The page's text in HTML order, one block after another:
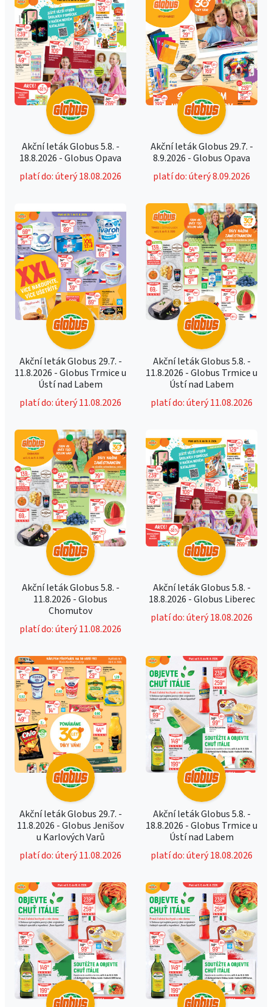
Akční leták Globus 5.8. -
18.8.2026 - Globus Opava
platí do: úterý 18.08.2026
Akční leták Globus 29.7. -
8.9.2026 - Globus Opava
platí do: úterý 8.09.2026
Akční leták Globus 29.7. -
11.8.2026 - Globus Trmice u
Ústí nad Labem
platí do: úterý 11.08.2026
Akční leták Globus 5.8. -
11.8.2026 - Globus Trmice u
Ústí nad Labem
platí do: úterý 11.08.2026
Akční leták Globus 5.8. -
11.8.2026 - Globus
Chomutov
platí do: úterý 11.08.2026
Akční leták Globus 5.8. -
18.8.2026 - Globus Liberec
platí do: úterý 18.08.2026
Akční leták Globus 29.7. -
11.8.2026 - Globus Jenišov
u Karlových Varů
platí do: úterý 11.08.2026
Akční leták Globus 5.8. -
18.8.2026 - Globus Trmice u
Ústí nad Labem
platí do: úterý 18.08.2026